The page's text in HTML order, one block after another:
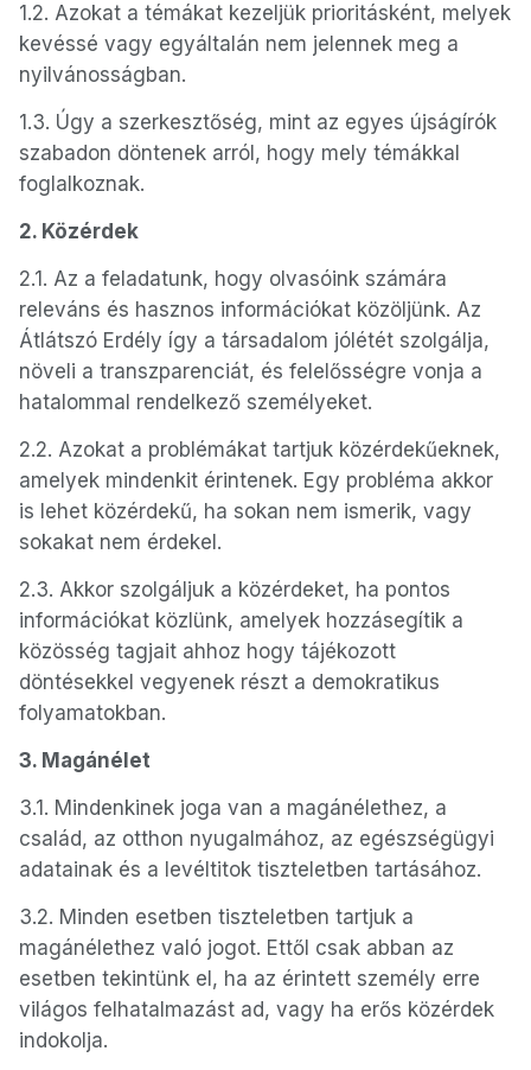
1.2. Azokat a témákat kezeljük prioritásként, melyek
kevéssé vagy egyáltalán nem jelennek meg a
nyilvánosságban.
1.3. Úgy a szerkesztőség, mint az egyes újságírók
szabadon döntenek arról, hogy mely témákkal
foglalkoznak.
2. Közérdek
2.1. Az a feladatunk, hogy olvasóink számára
releváns és hasznos információkat közöljünk. Az
Átlátszó Erdély így a társadalom jólétét szolgálja,
növeli a transzparenciát, és felelősségre vonja a
hatalommal rendelkező személyeket.
2.2. Azokat a problémákat tartjuk közérdekűeknek,
amelyek mindenkit érintenek. Egy probléma akkor
is lehet közérdekű, ha sokan nem ismerik, vagy
sokakat nem érdekel.
2.3. Akkor szolgáljuk a közérdeket, ha pontos
információkat közlünk, amelyek hozzásegítik a
közösség tagjait ahhoz hogy tájékozott
döntésekkel vegyenek részt a demokratikus
folyamatokban.
3. Magánélet
3.1. Mindenkinek joga van a magánélethez, a
család, az otthon nyugalmához, az egészségügyi
adatainak és a levéltitok tiszteletben tartásához.
3.2. Minden esetben tiszteletben tartjuk a
magánélethez való jogot. Ettől csak abban az
esetben tekintünk el, ha az érintett személy erre
világos felhatalmazást ad, vagy ha erős közérdek
indokolja.